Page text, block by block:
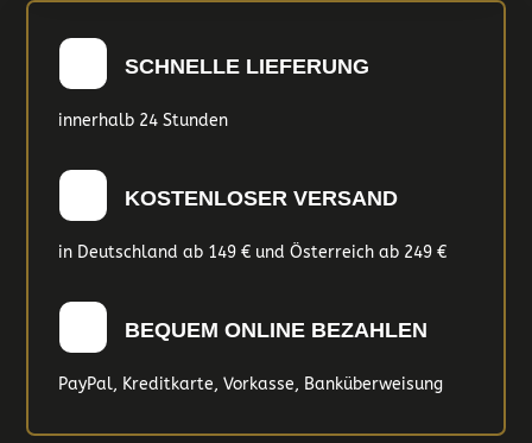
SCHNELLE LIEFERUNG
innerhalb 24 Stunden
KOSTENLOSER VERSAND
in Deutschland ab 149 € und Österreich ab 249 €
BEQUEM ONLINE BEZAHLEN
PayPal, Kreditkarte, Vorkasse, Banküberweisung